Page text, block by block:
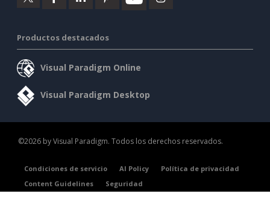
Productos destacados
Visual Paradigm Online
Visual Paradigm Desktop
©2026 by Visual Paradigm. Todos los derechos reservados.
Condiciones de servicio AI Policy
Política de privacidad
Content Guidelines
Seguridad